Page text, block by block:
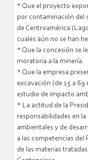
* Que el proyecto
por contaminación del
de Centroamérica
cuales aún no se han
* Que la concesión se
moratoria a la minería.
* Que la empresa
excavación (de 15 a
estudio de impacto
* La actitud de la
responsabilidades en
ambientales y de
a las competencias del
de las materias